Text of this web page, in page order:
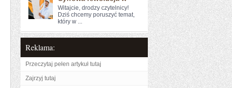
Witajcie, drodzy czytelnicy!
Dziś chcemy poruszyć temat,
który w ...
Reklama:
Przeczytaj pełen artykuł tutaj
Zajrzyj tutaj